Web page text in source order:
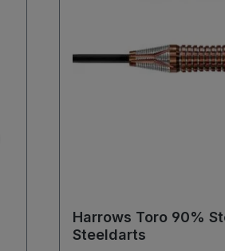
Harrows Toro 90%
Steeldarts